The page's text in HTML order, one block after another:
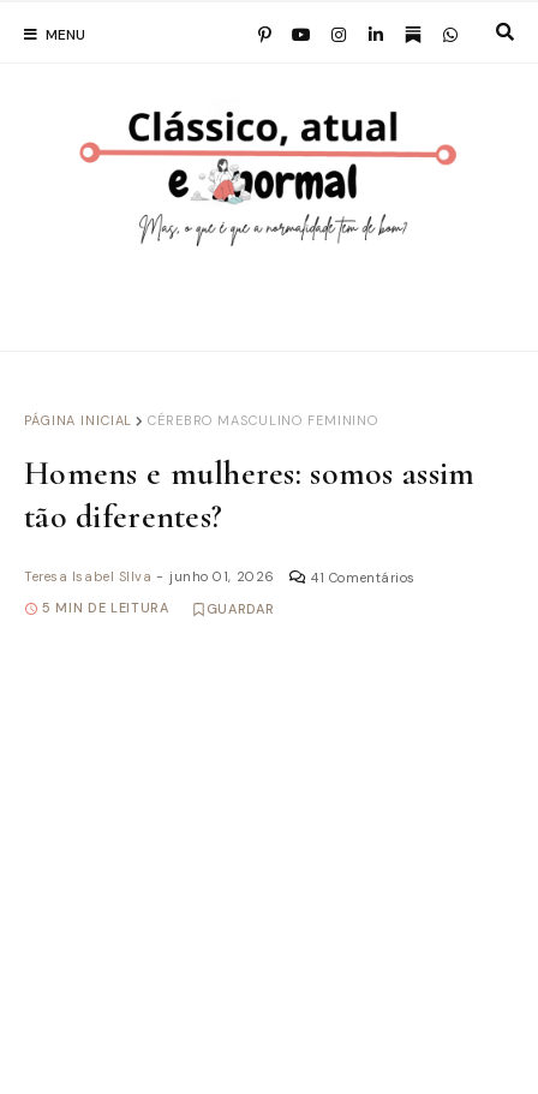
MENU
PÁGINA INICIAL CÉREBRO MASCULINO FEMININO
Homens e mulheres: somos assim
tão diferentes?
Teresa Isabel SIlva - junho 01, 2026
41 Comentários
5 MIN DE LEITURA
GUARDAR